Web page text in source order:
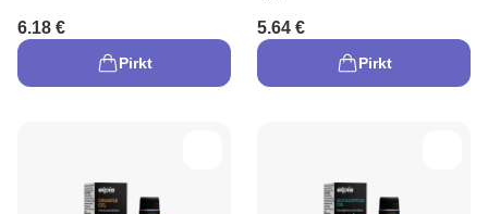
6.18 €
Pirkt
5.64 €
Pirkt